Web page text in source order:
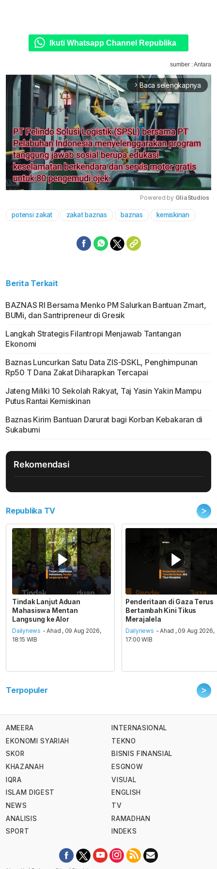
Ikuti Whatsapp Channel Republika
sumber : Antara
arrow_forward_ios Baca selengkapnya
Mute
Powered by GliaStudios
potensi zakat zakat baznas baznas kemiskinan
Berita Terkait
BAZNAS RI Bersama Menko PM Salurkan Bantuan Zmart,
BUMi, dan Santripreneur di Gresik
Langkah Strategis Filantropi Menjawab Tantangan
Ekonomi
Baznas Luncurkan Satu Data ZIS-DSKL, Penghimpunan
Rp50 T Dana Zakat Diharapkan Tercapai
Jateng Miliki 10 Sekolah Rakyat, Taj Yasin Yakin Mampu
Putus Rantai Kemiskinan
Baznas Kirim Bantuan Darurat bagi Korban Kebakaran di
Sukabumi
Rekomendasi
Republika TV >
Tindak Lanjut Aduan
Mahasiswa Mentan
Langsung ke Alor
Dailynews - Ahad , 09 Aug 2026,
18:15 WIB
Penderitaan di Gaza Terus
Bertambah Kini Tikus
Merajalela
Dailynews - Ahad , 09 Aug 2026,
17:00 WIB
Terpopuler >
AMEERA
EKONOMI SYARIAH
SKOR
KHAZANAH
IQRA
ISLAM DIGEST
NEWS
ANALISIS
SPORT
INTERNASIONAL
TEKNO
BISNIS FINANSIAL
ESGNOW
VISUAL
ENGLISH
TV
RAMADHAN
INDEKS